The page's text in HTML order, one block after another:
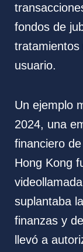
fondos de
tratamientos
usuario.
Un ejemplo
2024, una
financiero
Hong Kong
suplantaba
finanzas y
llevó a